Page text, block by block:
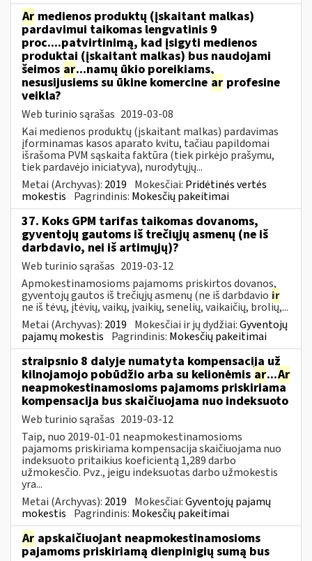
Ar medienos produktų (įskaitant malkas)
pardavimui taikomas lengvatinis 9
proc....patvirtinimą, kad įsigyti medienos
produktai (įskaitant malkas) bus naudojami
šeimos ar...namų ūkio poreikiams,
nesusijusiems su ūkine komercine ar profesine
veikla?
Web turinio sąrašas 2019-03-08
Kai medienos produktų (įskaitant malkas) pardavimas
įforminamas kasos aparato kvitu, tačiau papildomai
išrašoma PVM sąskaita faktūra (tiek pirkėjo prašymu,
tiek pardavėjo iniciatyva), nurodytųjų...
Metai (Archyvas): 2019 Mokesčiai: Pridėtinės vertės
mokestis Pagrindinis: Mokesčių pakeitimai
37. Koks GPM tarifas taikomas dovanoms,
gyventojų gautoms iš trečiųjų asmenų (ne iš
darbdavio, nei iš artimųjų)?
Web turinio sąrašas 2019-03-12
Apmokestinamosioms pajamoms priskirtos dovanos,
gyventojų gautos iš trečiųjų asmenų (ne iš darbdavio ir
ne iš tėvų, įtėvių, vaikų, įvaikių, senelių, vaikaičių, brolių,...
Metai (Archyvas): 2019 Mokesčiai ir jų dydžiai:Gyventojų
pajamų mokestis Pagrindinis: Mokesčių pakeitimai
straipsnio 8 dalyje numatyta kompensacija už
kilnojamojo pobūdžio arba su kelionėmis ar...Ar
neapmokestinamosioms pajamoms priskiriama
kompensacija bus skaičiuojama nuo indeksuoto
Web turinio sąrašas 2019-03-12
Taip, nuo 2019-01-01 neapmokestinamosioms
pajamoms priskiriama kompensacija skaičiuojama nuo
indeksuoto pritaikius koeficientą 1,289 darbo
užmokesčio. Pvz., jeigu indeksuotas darbo užmokestis
yra...
Metai (Archyvas): 2019 Mokesčiai:Gyventojų pajamų
mokestis Pagrindinis: Mokesčių pakeitimai
Ar apskaičiuojant neapmokestinamosioms
pajamoms priskiriamą dienpinigių sumą bus